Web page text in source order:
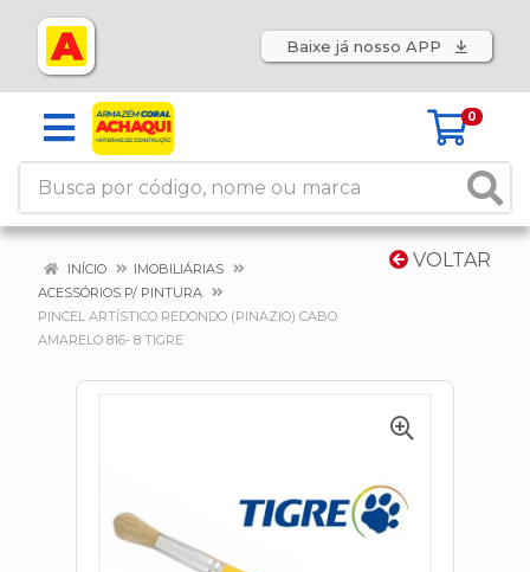
Baixe já nosso APP
0
VOLTAR
INÍCIO
IMOBILIÁRIAS
ACESSÓRIOS P/ PINTURA
PINCEL ARTÍSTICO REDONDO (PINAZIO) CABO
AMARELO 816- 8 TIGRE